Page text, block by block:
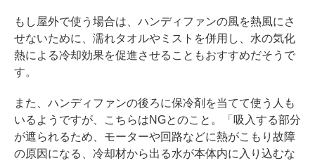
もし屋外で使う場合は、ハンディファンの風を熱風にさ
せないために、濡れタオルやミストを併用し、水の気化
熱による冷却効果を促進させることもおすすめだそうで
す。
また、ハンディファンの後ろに保冷剤を当てて使う人も
いるようですが、こちらはNGとのこと。「吸入する部分
が遮られるため、モーターや回路などに熱がこもり故障
の原因になる、冷却材から出る水が本体内に入り込むな